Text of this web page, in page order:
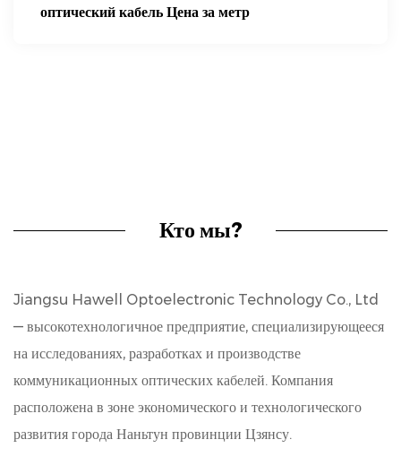
оптический кабель Цена за метр
Кто мы?
Jiangsu Hawell Optoelectronic Technology Co., Ltd
— высокотехнологичное предприятие, специализирующееся
на исследованиях, разработках и производстве
коммуникационных оптических кабелей. Компания
расположена в зоне экономического и технологического
развития города Наньтун провинции Цзянсу.